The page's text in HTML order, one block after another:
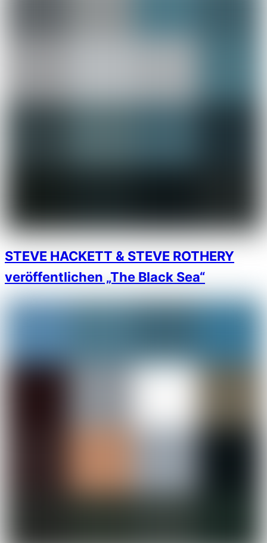
STEVE HACKETT & STEVE ROTHERY
veröffentlichen „The Black Sea“